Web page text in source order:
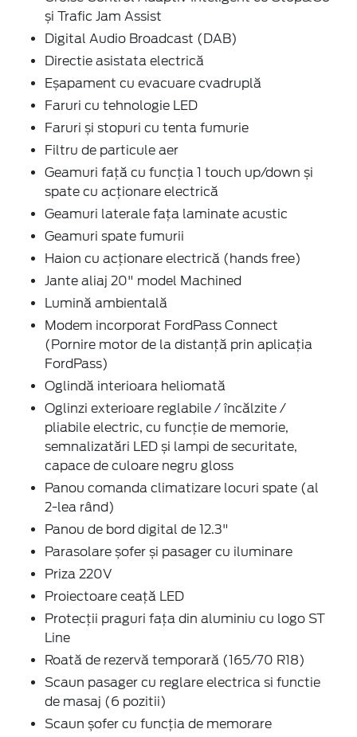
și Trafic Jam Assist
Digital Audio Broadcast (DAB)
Directie asistata electrică
Eșapament cu evacuare cvadruplă
Faruri cu tehnologie LED
Faruri și stopuri cu tenta fumurie
Filtru de particule aer
Geamuri față cu funcţia 1 touch up/down și
spate cu acţionare electrică
Geamuri laterale faţa laminate acustic
Geamuri spate fumurii
Haion cu acţionare electrică (hands free)
Jante aliaj 20" model Machined
Lumină ambientală
Modem incorporat FordPass Connect
(Pornire motor de la distanță prin aplicația
FordPass)
Oglindă interioara heliomată
Oglinzi exterioare reglabile / încălzite /
pliabile electric, cu funcţie de memorie,
semnalizatări LED și lampi de securitate,
capace de culoare negru gloss
Panou comanda climatizare locuri spate (al
2-lea rând)
Panou de bord digital de 12.3"
Parasolare șofer și pasager cu iluminare
Priza 220V
Proiectoare ceaţă LED
Protecţii praguri faţa din aluminiu cu logo ST
Line
Roată de rezervă temporară (165/70 R18)
Scaun pasager cu reglare electrica si functie
de masaj (6 pozitii)
Scaun șofer cu funcţia de memorare